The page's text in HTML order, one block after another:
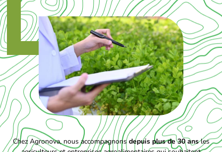
Chez Agronova, nous accompagnonsdepuis plus de 30 ansles